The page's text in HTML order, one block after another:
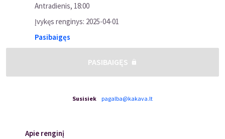
Antradienis, 18:00
Įvykęs renginys: 2025-04-01
Pasibaigęs
PASIBAIGĘS
Susisiek pagalba@kakava.lt
Apie renginį